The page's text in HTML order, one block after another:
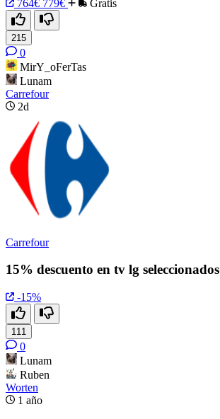
764€ 779€ Gratis
215
0
MirY_oFerTas
Lunam
Carrefour
2d
Carrefour
15% descuento en tv lg seleccionados
-15%
111
0
Lunam
Ruben
Worten
1 año